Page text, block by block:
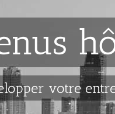
votre